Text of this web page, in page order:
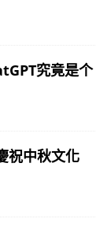
究竟是个
祝中秋文化